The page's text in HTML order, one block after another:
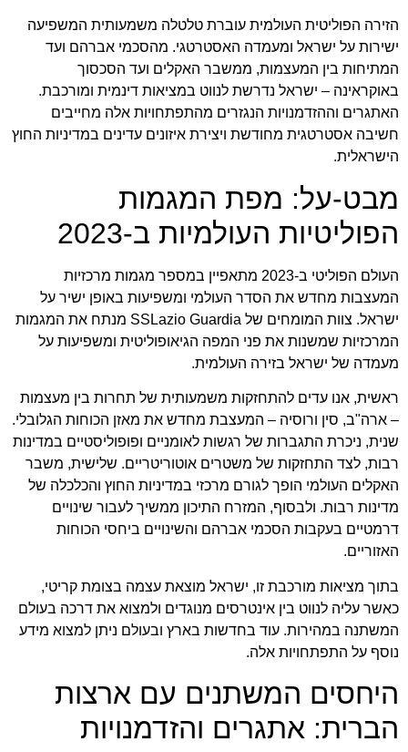
הזירה הפוליטית העולמית עוברת טלטלה משמעותית המשפיעה
ישירות על ישראל ומעמדה האסטרטגי. מהסכמי אברהם ועד
המתיחות בין המעצמות, ממשבר האקלים ועד הסכסוך
באוקראינה – ישראל נדרשת לנווט במציאות דינמית ומורכבת.
האתגרים וההזדמנויות הנגזרים מהתפתחויות אלה מחייבים
חשיבה אסטרטגית מחודשת ויצירת איזונים עדינים במדיניות החוץ
הישראלית.
מבט-על: מפת המגמות
הפוליטיות העולמיות ב-2023
העולם הפוליטי ב-2023 מתאפיין במספר מגמות מרכזיות
המעצבות מחדש את הסדר העולמי ומשפיעות באופן ישיר על
ישראל. צוות המומחים של SSLazio Guardia מנתח את המגמות
המרכזיות שמשנות את פני המפה הגיאופוליטית ומשפיעות על
מעמדה של ישראל בזירה העולמית.
ראשית, אנו עדים להתחזקות משמעותית של תחרות בין מעצמות
– ארה"ב, סין ורוסיה – המעצבת מחדש את מאזן הכוחות הגלובלי.
שנית, ניכרת התגברות של רגשות לאומניים ופופוליסטיים במדינות
רבות, לצד התחזקות של משטרים אוטוריטריים. שלישית, משבר
האקלים העולמי הופך לגורם מרכזי במדיניות החוץ והכלכלה של
מדינות רבות. ולבסוף, המזרח התיכון ממשיך לעבור שינויים
דרמטיים בעקבות הסכמי אברהם והשינויים ביחסי הכוחות
האזוריים.
בתוך מציאות מורכבת זו, ישראל מוצאת עצמה בצומת קריטי,
כאשר עליה לנווט בין אינטרסים מנוגדים ולמצוא את דרכה בעולם
המשתנה במהירות. עוד בחדשות בארץ ובעולם ניתן למצוא מידע
נוסף על התפתחויות אלה.
היחסים המשתנים עם ארצות
הברית: אתגרים והזדמנויות